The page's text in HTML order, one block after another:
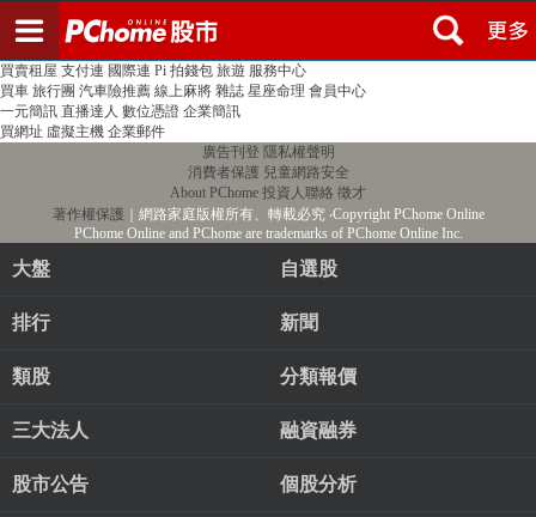
PChome首頁 線上購物 24h購物 書店
買賣租屋 支付連 國際連 Pi 拍錢包 旅遊 服務中心
買車 旅行團 汽車險推薦 線上麻將 雜誌 星座命理 會員中心
一元簡訊 直播達人 數位憑證 企業簡訊
買網址 虛擬主機 企業郵件
廣告刊登 隱私權聲明
消費者保護 兒童網路安全
About PChome 投資人聯絡 徵才
著作權保護 ｜網路家庭版權所有、轉載必究‧Copyright PChome Online
PChome Online and PChome are trademarks of PChome Online Inc.
大盤 自選股
排行 新聞
類股 分類報價
三大法人 融資融券
股市公告 個股分析